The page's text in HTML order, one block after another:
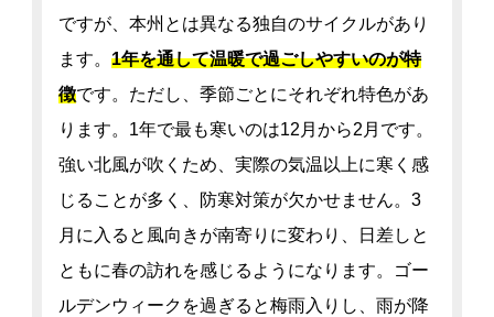
ですが、本州とは異なる独自のサイクルがあり
ます。 1年を通して温暖で過ごしやすいのが特
徴です。ただし、季節ごとにそれぞれ特色があ
ります。1年で最も寒いのは12月から2月です。
強い北風が吹くため、実際の気温以上に寒く感
じることが多く、防寒対策が欠かせません。3
月に入ると風向きが南寄りに変わり、日差しと
ともに春の訪れを感じるようになります。ゴー
ルデンウィークを過ぎると梅雨入りし、雨が降